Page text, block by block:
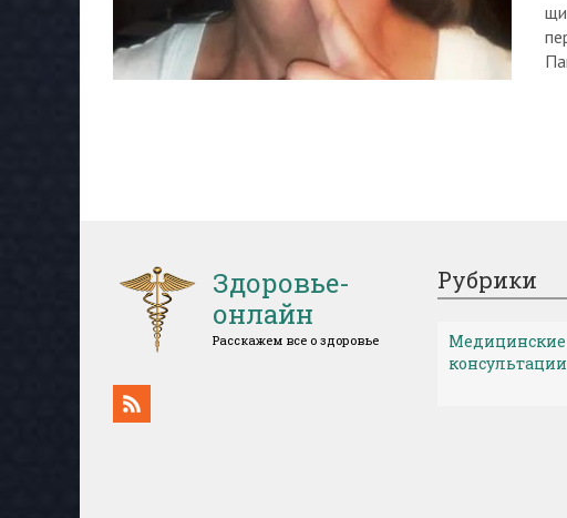
Здоровье-
онлайн
Расскажем все о здоровье
Рубрики
Медицинские
консультации